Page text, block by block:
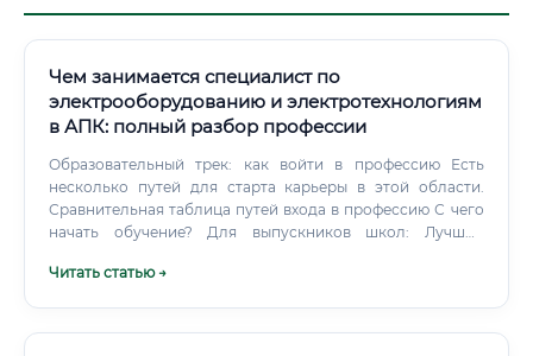
Чем занимается специалист по
электрооборудованию и электротехнологиям
в АПК: полный разбор профессии
Образовательный трек: как войти в профессию Есть
несколько путей для старта карьеры в этой области.
Сравнительная таблица путей входа в профессию С чего
начать обучение? Для выпускников школ: Лучший
на специальности "Агроинженерия" (профиль
Читать статью →